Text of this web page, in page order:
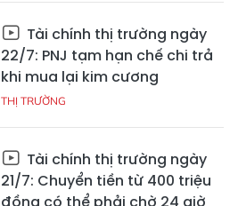
Tài chính thị trường ngày
22/7: PNJ tạm hạn chế chi trả
khi mua lại kim cương
THỊ TRƯỜNG
Tài chính thị trường ngày
21/7: Chuyển tiền từ 400 triệu
đồng có thể phải chờ 24 giờ